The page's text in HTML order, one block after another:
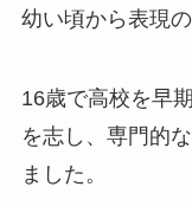
幼い頃から表現
16歳で高校を早
を志し、専門的
ました。